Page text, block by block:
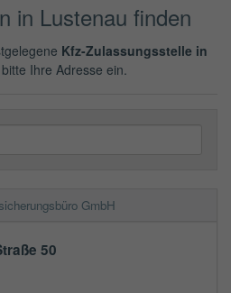
in Lustenau finden
Kfz-Zulassungsstelle in
Ihre Adresse ein.
GmbH
50